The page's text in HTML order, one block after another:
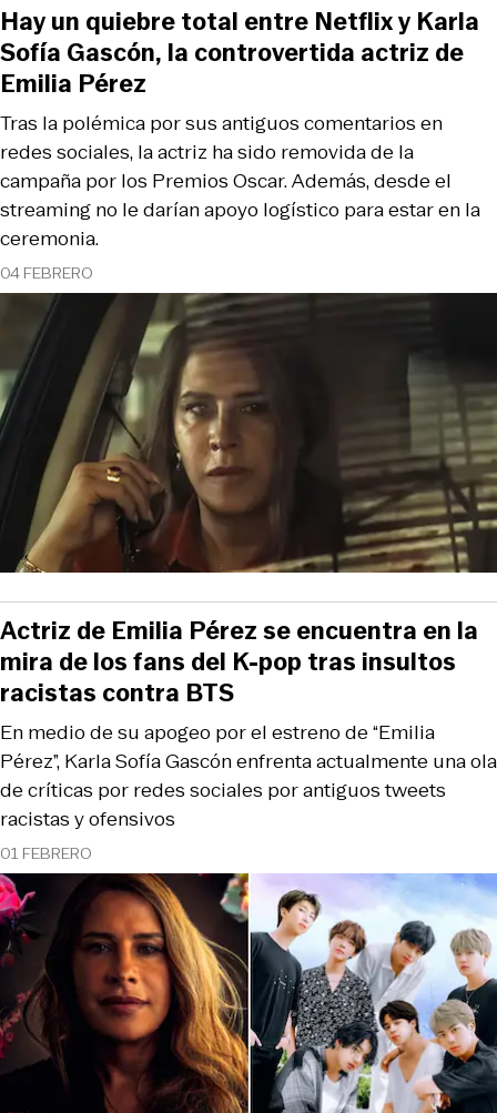
04 FEBRERO
Tras la polémica por sus antiguos comentarios en
redes sociales, la actriz ha sido removida de la
campaña por los Premios Oscar. Además, desde el
streaming no le darían apoyo logístico para estar en la
ceremonia.
Hay un quiebre total entre Netflix y Karla
Sofía Gascón, la controvertida actriz de
Emilia Pérez
01 FEBRERO
En medio de su apogeo por el estreno de “Emilia
Pérez”, Karla Sofía Gascón enfrenta actualmente una ola
de críticas por redes sociales por antiguos tweets
racistas y ofensivos
Actriz de Emilia Pérez se encuentra en la
mira de los fans del K-pop tras insultos
racistas contra BTS